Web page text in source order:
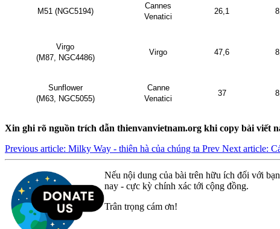
M51 (NGC5194)
Cannes
Venatici
26,1
Virgo
(M87, NGC4486)
Virgo 47,6
Sunflower
(M63, NGC5055)
Canne
Venatici
37
Xin ghi rõ nguồn trích dẫn thienvanvietnam.org khi copy bài viết
Previous article: Milky Way - thiên hà của chúng ta Prev Next article:
Nếu nội dung của bài trên hữu ích đối với
nay - cực kỳ chính xác tới cộng đồng.
Trân trọng cám ơn!